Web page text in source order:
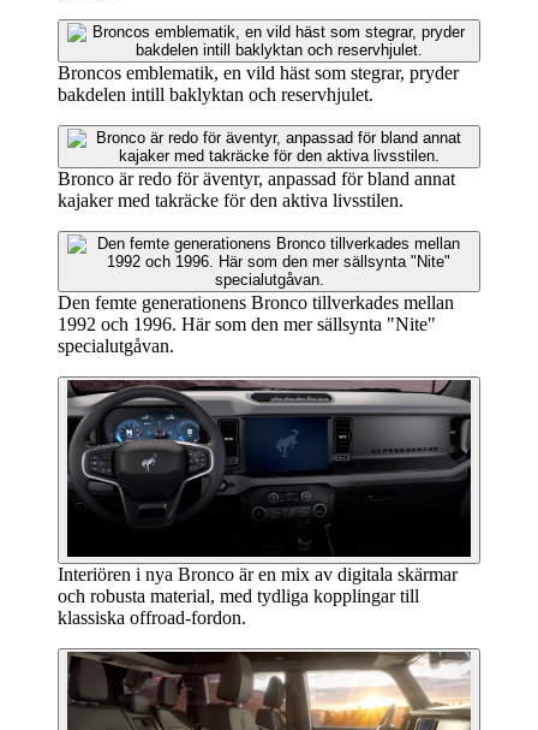
Broncos emblematik, en vild häst som stegrar, pryder
bakdelen intill baklyktan och reservhjulet.
Bronco är redo för äventyr, anpassad för bland annat
kajaker med takräcke för den aktiva livsstilen.
Den femte generationens Bronco tillverkades mellan
1992 och 1996. Här som den mer sällsynta "Nite"
specialutgåvan.
Interiören i nya Bronco är en mix av digitala skärmar
och robusta material, med tydliga kopplingar till
klassiska offroad-fordon.